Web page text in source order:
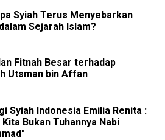
Syiah Terus Menyebarkan
Sejarah Islam?
Fitnah Besar terhadap
Utsman bin Affan
Syiah Indonesia Emilia Renita :
Kita Bukan Tuhannya Nabi